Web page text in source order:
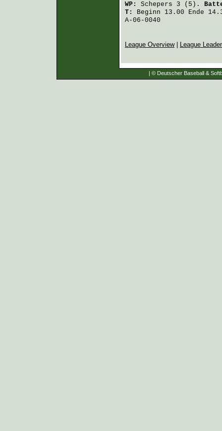
WP: Schepers 3 (5).
T:
Beginn 13.00 Ende
A-06-0040
League Overview| League
| © Deutscher Baseball &